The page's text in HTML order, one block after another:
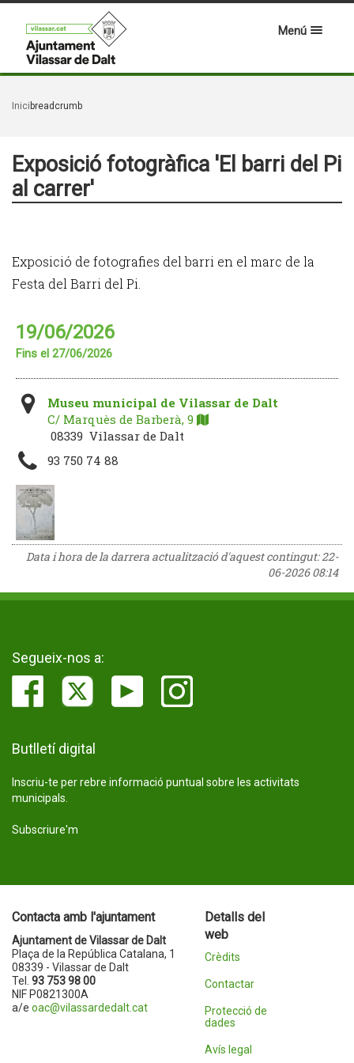
Menú
Inici breadcrumb
Exposició fotogràfica 'El barri del Pi
al carrer'
Exposició de fotografies del barri en el marc de la
Festa del Barri del Pi.
19/06/2026
Fins el 27/06/2026
Museu municipal de Vilassar de Dalt
C/ Marquès de Barberà, 9
08339 Vilassar de Dalt
93 750 74 88
Data i hora de la darrera actualització d'aquest contingut:22-
06-2026 08:14
Segueix-nos a:
Butlletí digital
Inscriu-te per rebre informació puntual sobre les activitats
municipals.
Subscriure'm
Contacta amb l'ajuntament
Ajuntament de Vilassar de Dalt
Plaça de la República Catalana, 1
08339 - Vilassar de Dalt
Tel. 93 753 98 00
NIF P0821300A
a/e oac@vilassardedalt.cat
Detalls del
web
Crèdits
Contactar
Protecció de
dades
Avís legal